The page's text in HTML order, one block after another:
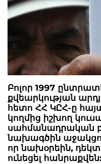
Բոլոր 1997
քվեարկության
հետո ՀՀ ԿԸՀ-ը
կողմից իշխող
սահմանադրական
նախագծին
որ նախօրեին,
ունեցել հանրաքվեն: